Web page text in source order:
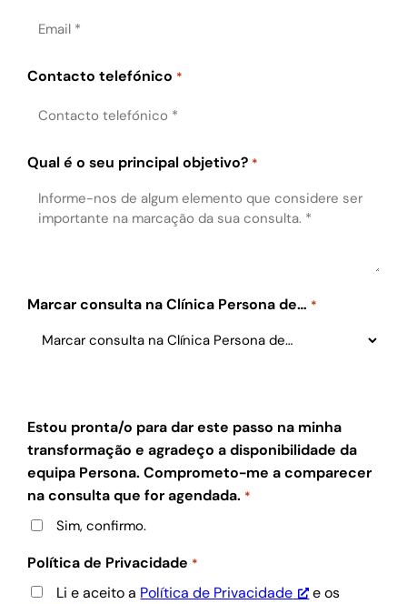
Contacto telefónico *
Qual é o seu principal objetivo? *
Marcar consulta na Clínica Persona de… *
Estou pronta/o para dar este passo na minha
transformação e agradeço a disponibilidade da
equipa Persona. Comprometo-me a comparecer
na consulta que for agendada. *
Sim, confirmo.
Política de Privacidade *
Li e aceito a Política de Privacidade
e os